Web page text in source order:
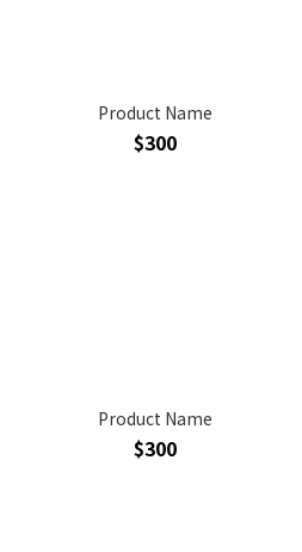
Product Name
$300
Product Name
$300